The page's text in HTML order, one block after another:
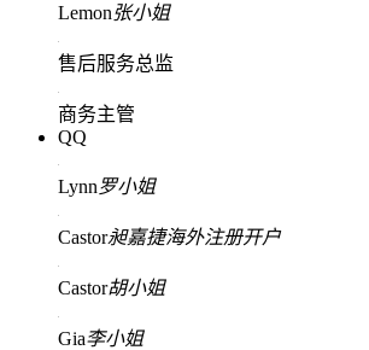
Lemon张小姐
售后服务总监
商务主管
QQ
Lynn罗小姐
Castor昶嘉捷海外注册开户
Castor胡小姐
Gia李小姐